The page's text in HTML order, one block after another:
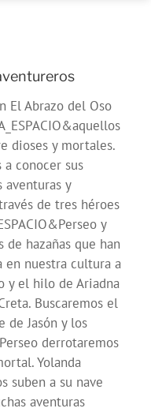
El Abrazo del Oso
dioses y mortales.
a conocer sus
aventuras y
de tres héroes
y
de hazañas que han
en nuestra cultura a
y el hilo de Ariadna
Buscaremos el
de Jasón y los
derrotaremos
Yolanda
suben a su nave
aventuras